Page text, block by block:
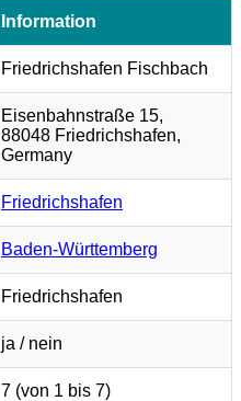
Information
Friedrichshafen Fischbach
Eisenbahnstraße 15,
88048 Friedrichshafen,
Germany
Friedrichshafen
Baden-Württemberg
Friedrichshafen
ja / nein
7 (von 1 bis 7)